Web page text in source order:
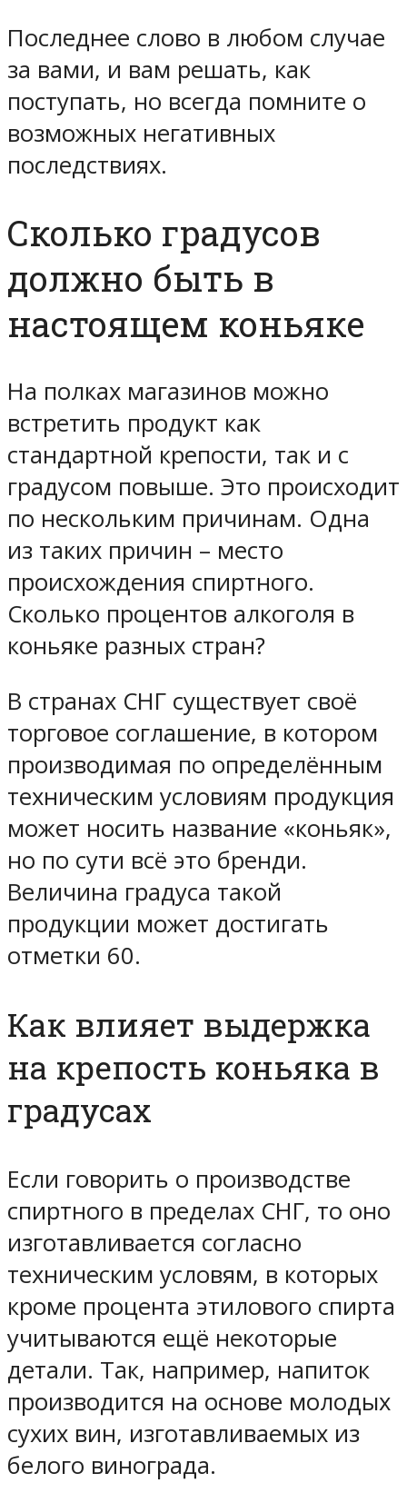
Последнее слово в любом случае
за вами, и вам решать, как
поступать, но всегда помните о
возможных негативных
последствиях.
Сколько градусов
должно быть в
настоящем коньяке
На полках магазинов можно
встретить продукт как
стандартной крепости, так и с
градусом повыше. Это происходит
по нескольким причинам. Одна
из таких причин – место
происхождения спиртного.
Сколько процентов алкоголя в
коньяке разных стран?
В странах СНГ существует своё
торговое соглашение, в котором
производимая по определённым
техническим условиям продукция
может носить название «коньяк»,
но по сути всё это бренди.
Величина градуса такой
продукции может достигать
отметки 60.
Как влияет выдержка
на крепость коньяка в
градусах
Если говорить о производстве
спиртного в пределах СНГ, то оно
изготавливается согласно
техническим условям, в которых
кроме процента этилового спирта
учитываются ещё некоторые
детали. Так, например, напиток
производится на основе молодых
сухих вин, изготавливаемых из
белого винограда.